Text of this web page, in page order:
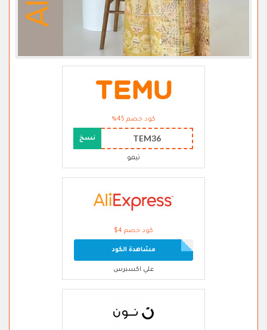
كود خصم 45%
TEM36 نسخ
تيمو
كود خصم 4$
مشاهدة الكود
علي اكسبرس